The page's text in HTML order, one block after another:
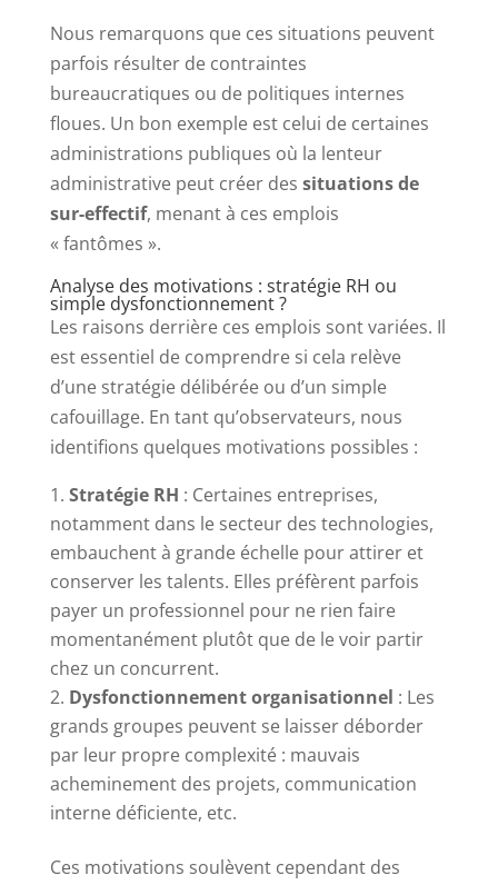
Nous remarquons que ces situations peuvent
parfois résulter de contraintes
bureaucratiques ou de politiques internes
floues. Un bon exemple est celui de certaines
administrations publiques où la lenteur
administrative peut créer des situations de
sur-effectif, menant à ces emplois
« fantômes ».
Analyse des motivations : stratégie RH ou
simple dysfonctionnement ?
Les raisons derrière ces emplois sont variées. Il
est essentiel de comprendre si cela relève
d’une stratégie délibérée ou d’un simple
cafouillage. En tant qu’observateurs, nous
identifions quelques motivations possibles :
Stratégie RH : Certaines entreprises,
notamment dans le secteur des technologies,
embauchent à grande échelle pour attirer et
conserver les talents. Elles préfèrent parfois
payer un professionnel pour ne rien faire
momentanément plutôt que de le voir partir
chez un concurrent.
Dysfonctionnement organisationnel : Les
grands groupes peuvent se laisser déborder
par leur propre complexité : mauvais
acheminement des projets, communication
interne déficiente, etc.
Ces motivations soulèvent cependant des